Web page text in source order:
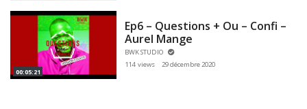
00:05:21
Ep6 – Questions + Ou – Confi –
Aurel Mange
BWK STUDIO
114 views
29 décembre 2020